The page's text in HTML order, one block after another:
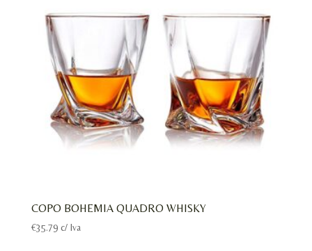
COPO BOHEMIA QUADRO WHISKY
€35.79 c/ Iva